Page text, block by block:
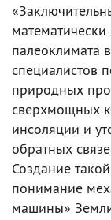
палеоклимата
специалистов
природных
сверхмощных
инсоляции и
обратных
Создание
понимание
машины» Земли